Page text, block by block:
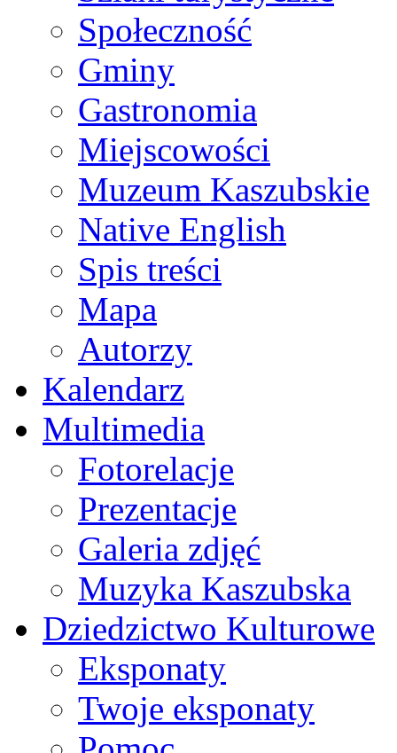
Społeczność
Gminy
Gastronomia
Miejscowości
Muzeum Kaszubskie
Native English
Spis treści
Mapa
Autorzy
Kalendarz
Multimedia
Fotorelacje
Prezentacje
Galeria zdjęć
Muzyka Kaszubska
Dziedzictwo Kulturowe
Eksponaty
Twoje eksponaty